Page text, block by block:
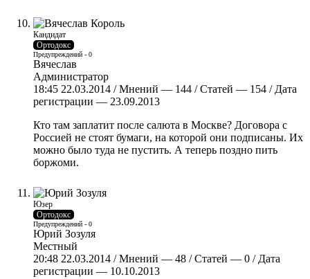
Кандидат
Ортодокс
Предупреждений - 0
Вячеслав
Администратор
18:45 22.03.2014 / Мнений — 144 / Статей — 154 / Дата
регистрации — 23.09.2013
Кто там заплатит после салюта в Москве? Договора с
Россией не стоят бумаги, на которой они подписаны. Их
можно было туда не пустить. А теперь поздно пить
боржоми.
Юзер
Ортодокс
Предупреждений - 0
Юрий Зозуля
Местный
20:48 22.03.2014 / Мнений — 48 / Статей — 0 / Дата
регистрации — 10.10.2013